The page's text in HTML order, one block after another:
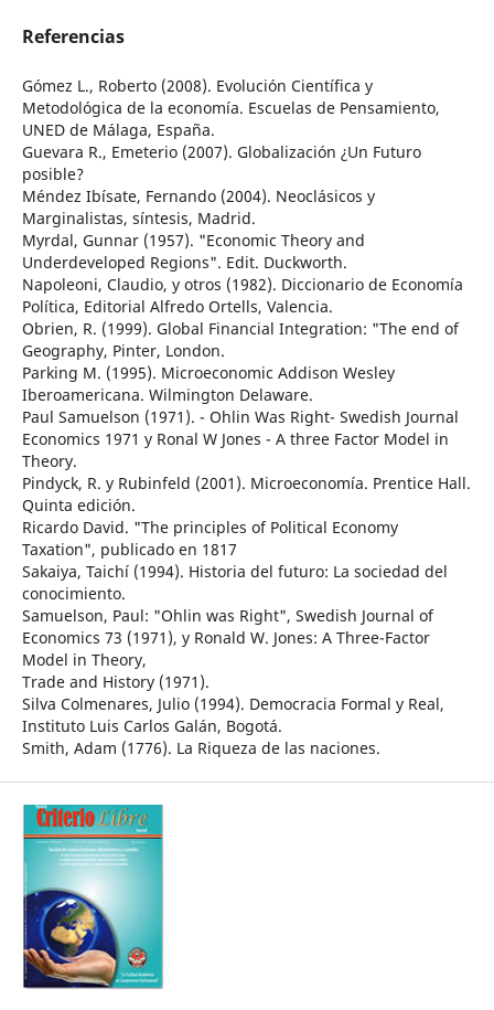
Referencias
Gómez L., Roberto (2008). Evolución Científica y
Metodológica de la economía. Escuelas de Pensamiento,
UNED de Málaga, España.
Guevara R., Emeterio (2007). Globalización ¿Un Futuro
posible?
Méndez Ibísate, Fernando (2004). Neoclásicos y
Marginalistas, síntesis, Madrid.
Myrdal, Gunnar (1957). "Economic Theory and
Underdeveloped Regions". Edit. Duckworth.
Napoleoni, Claudio, y otros (1982). Diccionario de Economía
Política, Editorial Alfredo Ortells, Valencia.
Obrien, R. (1999). Global Financial Integration: "The end of
Geography, Pinter, London.
Parking M. (1995). Microeconomic Addison Wesley
Iberoamericana. Wilmington Delaware.
Paul Samuelson (1971). - Ohlin Was Right- Swedish Journal
Economics 1971 y Ronal W Jones - A three Factor Model in
Theory.
Pindyck, R. y Rubinfeld (2001). Microeconomía. Prentice Hall.
Quinta edición.
Ricardo David. "The principles of Political Economy
Taxation", publicado en 1817
Sakaiya, Taichí (1994). Historia del futuro: La sociedad del
conocimiento.
Samuelson, Paul: "Ohlin was Right", Swedish Journal of
Economics 73 (1971), y Ronald W. Jones: A Three-Factor
Model in Theory,
Trade and History (1971).
Silva Colmenares, Julio (1994). Democracia Formal y Real,
Instituto Luis Carlos Galán, Bogotá.
Smith, Adam (1776). La Riqueza de las naciones.